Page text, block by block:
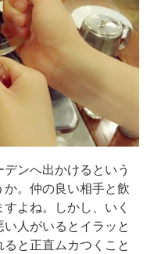
ンへ出かけるという
か。仲の良い相手と飲
よね。しかし、いく
人がいるとイラッと
と正直ムカつくこと